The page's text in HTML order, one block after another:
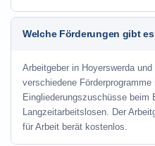
Welche Förderungen gibt
Arbeitgeber in Hoyerswerda
verschiedene
Eingliederungszuschüsse beim
Langzeitarbeitslosen. Der
für Arbeit berät kostenlos.